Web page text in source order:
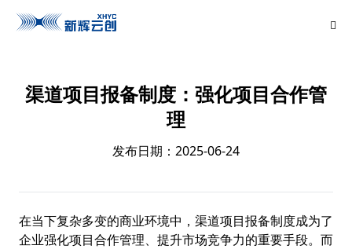
渠道项目报备制度：强化项目合作管
理
发布日期：2025-06-24
在当下复杂多变的商业环境中，渠道项目报备制度成为了
企业强化项目合作管理、提升市场竞争力的重要手段。而